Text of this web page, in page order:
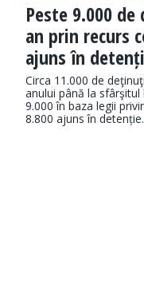
Peste 9.000
an prin recurs
ajuns în
Circa 11.000 de
anului până la
9.000 în baza legii
8.800 ajuns în detenție.